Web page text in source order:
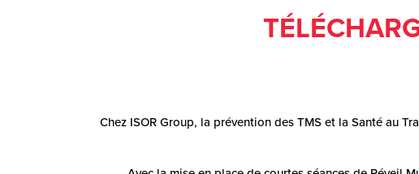
Chez ISOR Group, la prévention des TMS et la Santé au